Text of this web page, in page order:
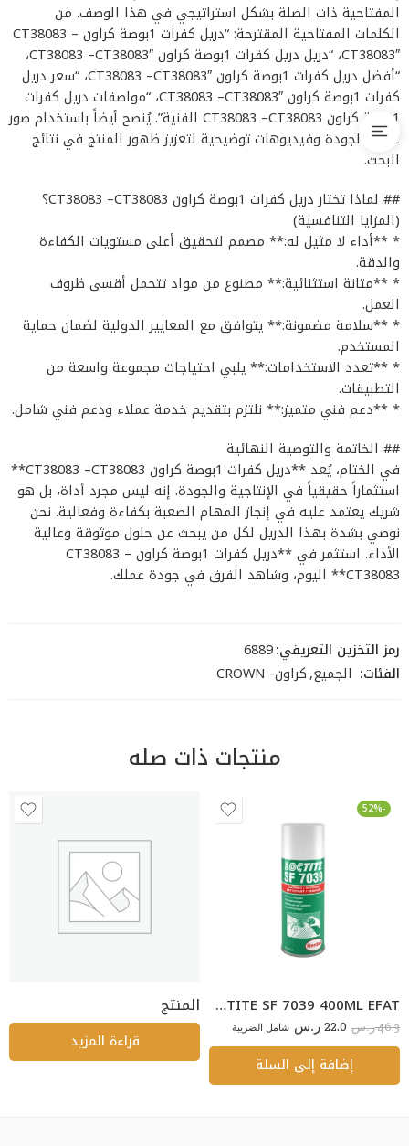
المفتاحية ذات الصلة بشكل استراتيجي في هذا الوصف. من
الكلمات المفتاحية المقترحة: “دريل كفرات 1بوصة كراون CT38083 –
CT38083″، “دريل دريل كفرات 1بوصة كراون CT38083 –CT38083″،
“أفضل دريل كفرات 1بوصة كراون CT38083 –CT38083″، “سعر دريل
كفرات 1بوصة كراون CT38083 –CT38083″، “مواصفات دريل كفرات
1بوصة كراون CT38083 –CT38083 الفنية”. يُنصح أيضاً باستخدام صور
عالية الجودة وفيديوهات توضيحية لتعزيز ظهور المنتج في نتائج
البحث.
## لماذا تختار دريل كفرات 1بوصة كراون CT38083 –CT38083؟
(المزايا التنافسية)
* **أداء لا مثيل له:** مصمم لتحقيق أعلى مستويات الكفاءة
والدقة.
* **متانة استثنائية:** مصنوع من مواد تتحمل أقسى ظروف
العمل.
* **سلامة مضمونة:** يتوافق مع المعايير الدولية لضمان حماية
المستخدم.
* **تعدد الاستخدامات:** يلبي احتياجات مجموعة واسعة من
التطبيقات.
* **دعم فني متميز:** نلتزم بتقديم خدمة عملاء ودعم فني شامل.
## الخاتمة والتوصية النهائية
في الختام، يُعد **دريل كفرات 1بوصة كراون CT38083 –CT38083**
استثماراً حقيقياً في الإنتاجية والجودة. إنه ليس مجرد أداة، بل هو
شريك يعتمد عليه في إنجاز المهام الصعبة بكفاءة وفعالية. نحن
نوصي بشدة بهذا الدريل لكل من يبحث عن حلول موثوقة وعالية
الأداء. استثمر في **دريل كفرات 1بوصة كراون CT38083 –
CT38083** اليوم، وشاهد الفرق في جودة عملك.
رمز التخزين التعريفي:6889
الفئات: الجميع,كراون- CROWN
منتجات ذات صله
-52%
LOCTITE SF 7039 400ML EFAT
46.3 ر.س 22.0 ر.س شامل الضريبة
إضافة إلى السلة
المنتج
قراءة المزيد